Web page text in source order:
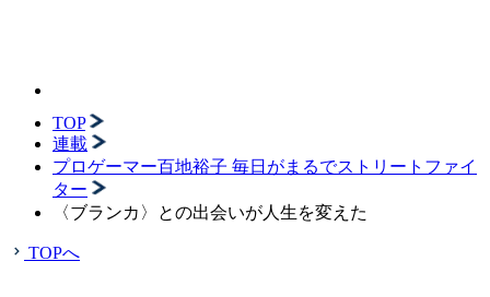
TOP
連載
プロゲーマー百地裕子 毎日がまるでストリートファイ
ター
〈ブランカ〉との出会いが人生を変えた
TOPへ